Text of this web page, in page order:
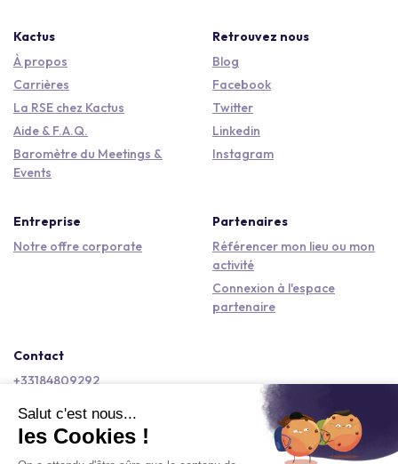
Kactus
À propos
Carrières
La RSE chez Kactus
Aide & F.A.Q.
Baromètre du Meetings &
Events
Retrouvez nous
Blog
Facebook
Twitter
Linkedin
Instagram
Entreprise
Notre offre corporate
Partenaires
Référencer mon lieu ou mon
activité
Connexion à l'espace
partenaire
Contact
+33184809292